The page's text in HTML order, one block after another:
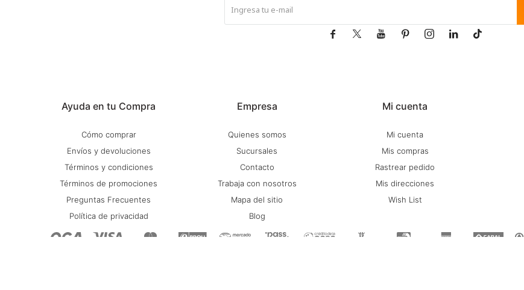
Ayuda en tu Compra
Cómo comprar
Envíos y devoluciones
Términos y condiciones
Términos de promociones
Preguntas Frecuentes
Política de privacidad
Empresa
Quienes somos
Sucursales
Contacto
Trabaja con nosotros
Mapa del sitio
Blog
Mi cuenta
Mi cuenta
Mis compras
Rastrear pedido
Mis direcciones
Wish List
      